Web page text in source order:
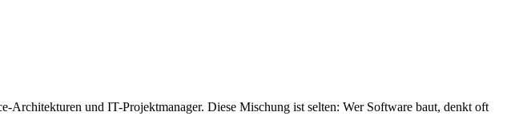
und IT-Projektmanager. Diese Mischung ist selten: Wer Software baut, denkt oft